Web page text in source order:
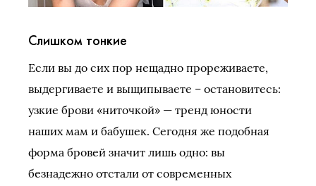
Слишком тонкие
Если вы до сих пор нещадно прореживаете,
выдергиваете и выщипываете – остановитесь:
узкие брови «ниточкой» — тренд юности
наших мам и бабушек. Сегодня же подобная
форма бровей значит лишь одно: вы
безнадежно отстали от современных